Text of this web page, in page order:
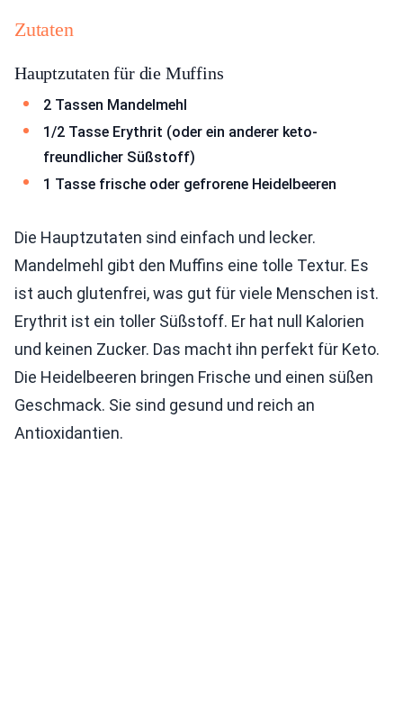
Zutaten
Hauptzutaten für die Muffins
2 Tassen Mandelmehl
1/2 Tasse Erythrit (oder ein anderer keto-
freundlicher Süßstoff)
1 Tasse frische oder gefrorene Heidelbeeren
Die Hauptzutaten sind einfach und lecker.
Mandelmehl gibt den Muffins eine tolle Textur. Es
ist auch glutenfrei, was gut für viele Menschen ist.
Erythrit ist ein toller Süßstoff. Er hat null Kalorien
und keinen Zucker. Das macht ihn perfekt für Keto.
Die Heidelbeeren bringen Frische und einen süßen
Geschmack. Sie sind gesund und reich an
Antioxidantien.